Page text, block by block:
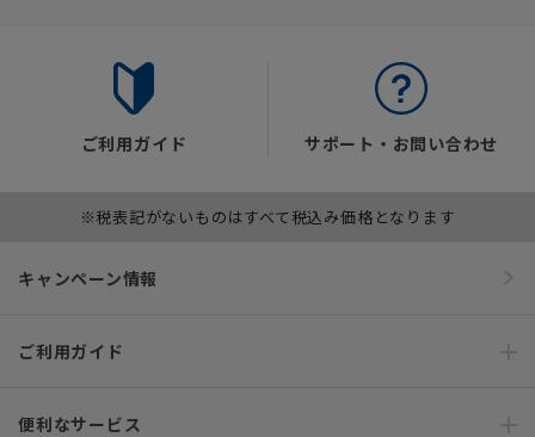
ご利用ガイド サポート・お問い合わせ
※税表記がないものはすべて税込み価格となります
キャンペーン情報
ご利用ガイド
便利なサービス